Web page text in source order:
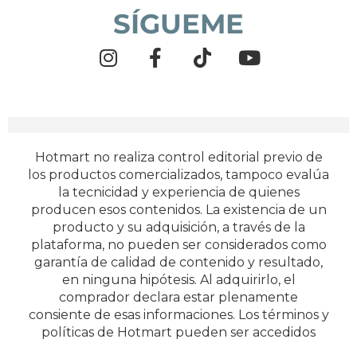
SÍGUEME
Hotmart no realiza control editorial previo de
los productos comercializados, tampoco evalúa
la tecnicidad y experiencia de quienes
producen esos contenidos. La existencia de un
producto y su adquisición, a través de la
plataforma, no pueden ser considerados como
garantía de calidad de contenido y resultado,
en ninguna hipótesis. Al adquirirlo, el
comprador declara estar plenamente
consiente de esas informaciones. Los términos y
políticas de Hotmart pueden ser accedidos